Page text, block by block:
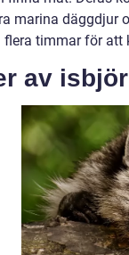
marina däggdjur
timmar för att
av